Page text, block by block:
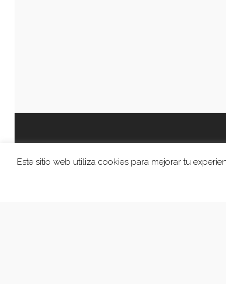
Este sitio web utiliza cookies para mejorar tu